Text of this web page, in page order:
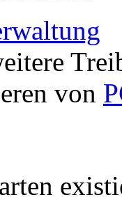
von